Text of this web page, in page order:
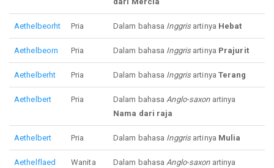
Aethelbeorht Pria Dalam bahasa Inggrisartinya Hebat
Aethelbeorn Pria Dalam bahasa Inggrisartinya Prajurit
Aethelberht Pria Dalam bahasa Inggrisartinya Terang
Aethelbert Pria Dalam bahasaAnglo-saxonartinya
Nama dari raja
Aethelbert Pria Dalam bahasa Inggrisartinya Mulia
Aethelflaed Wanita Dalam bahasaAnglo-saxonartinya